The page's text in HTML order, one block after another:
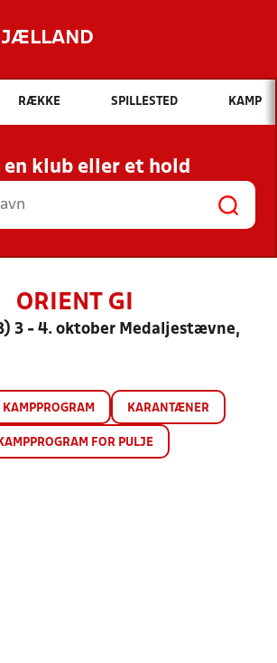
Hvad vil du søge efter?
INDHOLD OG NYHEDER
RESULTATER, KLUBBER OG
HOLD
RÆKKE SPILLESTED KAMP
en klub eller et hold
ORIENT GI
3 - 4. oktober Medaljestævne,
KAMPPROGRAM KARANTÆNER
KAMPPROGRAM FOR PULJE